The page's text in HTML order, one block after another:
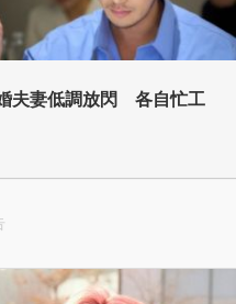
夫妻低調放閃 各自忙工